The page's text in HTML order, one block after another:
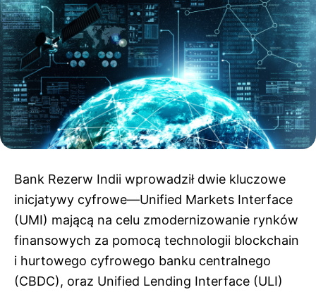
Bank Rezerw Indii wprowadził dwie kluczowe
inicjatywy cyfrowe—Unified Markets Interface
(UMI) mającą na celu zmodernizowanie rynków
finansowych za pomocą technologii blockchain
i hurtowego cyfrowego banku centralnego
(CBDC), oraz Unified Lending Interface (ULI)